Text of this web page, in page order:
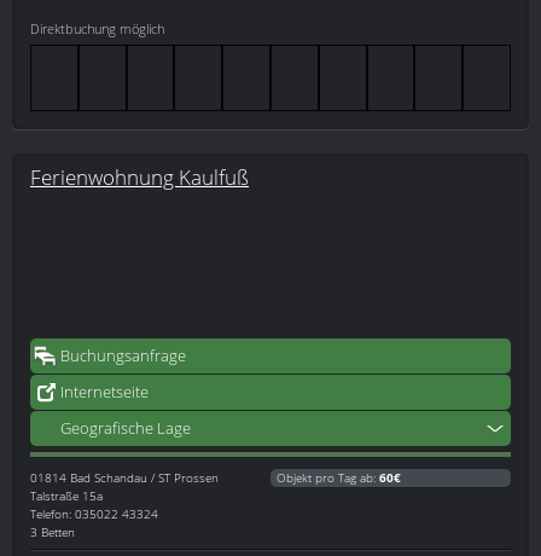
Direktbuchung möglich
Ferienwohnung Kaulfuß
Buchungsanfrage
Internetseite
Geografische Lage
01814 Bad Schandau / ST Prossen
Talstraße 15a
Telefon: 035022 43324
3 Betten
Objekt pro Tag ab: 60€